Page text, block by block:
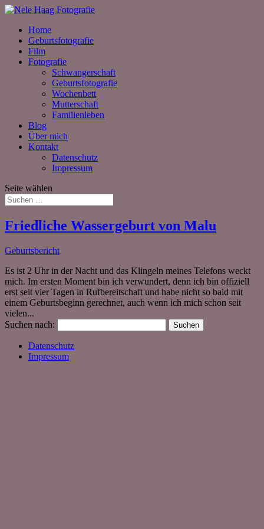
Home
Geburtsfotografie
Film
Fotografie
Schwangerschaft
Geburtsfotografie
Wochenbett
Mutterschaft
Familienleben
Blog
Über mich
Kontakt
Datenschutz
Impressum
Seite wählen
Friedliche Wassergeburt von Malu
Geburtsbericht
Es ist 2 Uhr in der Nacht und das Klingeln meines Telefons weckt
mich. Im ersten Moment bin ich verwundert, denn ich bin offiziell
erst seit vier Tagen in Rufbereitschaft und habe nicht so bald mit
einem Geburtsbeginn gerechnet, auch wenn ich mich schon seit
vielen...
Suchen nach:
Datenschutz
Impressum